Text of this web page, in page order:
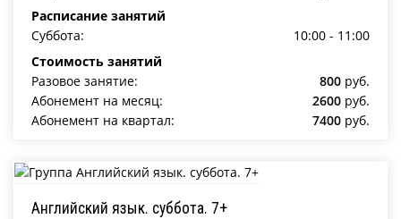
Расписание занятий
Суббота:
10:00 - 11:00
Стоимость занятий
Разовое занятие:
800 руб.
Абонемент на месяц:
2600 руб.
Абонемент на квартал:
7400 руб.
Английский язык. суббота. 7+